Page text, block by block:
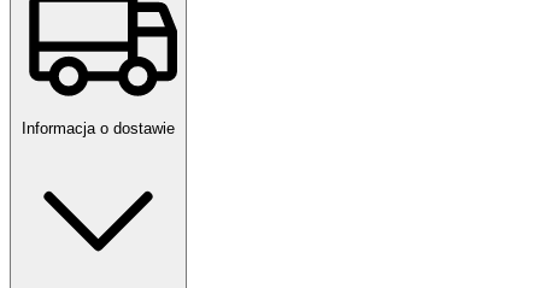
Informacja o dostawie